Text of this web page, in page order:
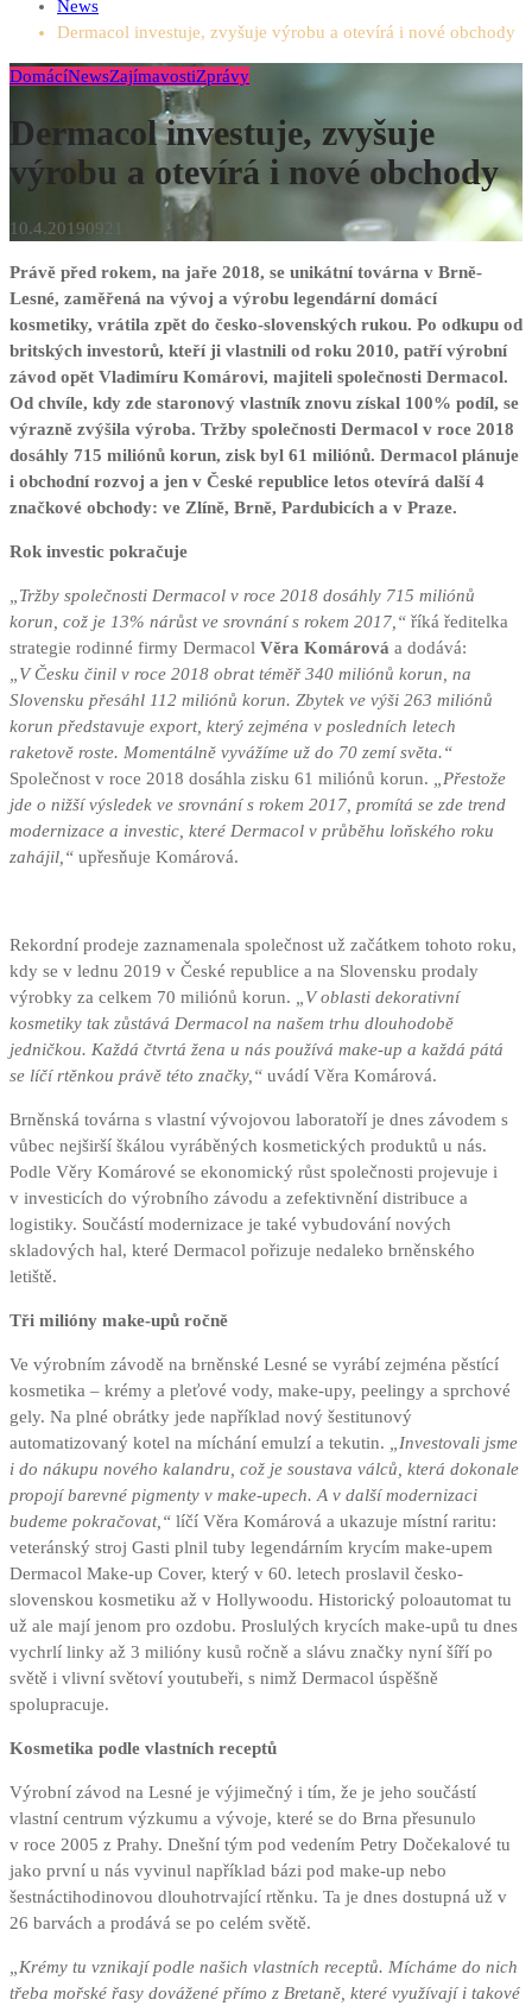
Kind (of) mind: Laky Mari pokřtili desku plnou vlídnosti i
hudebních experimentů...20.7.2026
Mari20.7.2026
Třebíčská kapela Laky Mari vydává nové album Kind (of)
mind.18.5.2026
Producenti z Bionautu chystají film o Emě Destinnové i
dokument o kapele Lunetic... 24.4.2026
Silné příběhy, aktuální témata a knihy, které otevírají důležité
rozhovory...22.4.2026
Trendi
ALBATROS MEDIA
News
Dermacol investuje, zvyšuje výrobu a otevírá i nové obchody
DomácíNewsZajímavostiZprávy
Dermacol investuje, zvyšuje
výrobu a otevírá i nové obchody
10.4.20190921
Právě před rokem, na jaře 2018, se unikátní továrna v Brně-
Lesné, zaměřená na vývoj a výrobu legendární domácí
kosmetiky, vrátila zpět do česko-slovenských rukou. Po odkupu od
britských investorů, kteří ji vlastnili od roku 2010, patří výrobní
závod opět Vladimíru Komárovi, majiteli společnosti Dermacol.
Od chvíle, kdy zde staronový vlastník znovu získal 100% podíl, se
výrazně zvýšila výroba. Tržby společnosti Dermacol v roce 2018
dosáhly 715 miliónů korun, zisk byl 61 miliónů. Dermacol plánuje
i obchodní rozvoj a jen v České republice letos otevírá další 4
značkové obchody: ve Zlíně, Brně, Pardubicích a v Praze.
Rok investic pokračuje
„Tržby společnosti Dermacol v roce 2018 dosáhly 715 miliónů
korun, což je 13% nárůst ve srovnání s rokem 2017,“ říká ředitelka
strategie rodinné firmy Dermacol Věra Komárová a dodává:
„V Česku činil v roce 2018 obrat téměř 340 miliónů korun, na
Slovensku přesáhl 112 miliónů korun. Zbytek ve výši 263 miliónů
korun představuje export, který zejména v posledních letech
raketově roste. Momentálně vyvážíme už do 70 zemí světa.“
Společnost v roce 2018 dosáhla zisku 61 miliónů korun.
„Přestože
jde o nižší výsledek ve srovnání s rokem 2017, promítá se zde trend
modernizace a investic, které Dermacol v průběhu loňského roku
zahájil,“ upřesňuje Komárová.
Rekordní prodeje zaznamenala společnost už začátkem tohoto roku,
kdy se v lednu 2019 v České republice a na Slovensku prodaly
výrobky za celkem 70 miliónů korun.
„V oblasti dekorativní
kosmetiky tak zůstává Dermacol na našem trhu dlouhodobě
jedničkou. Každá čtvrtá žena u nás používá make-up a každá pátá
se líčí rtěnkou právě této značky,“ uvádí Věra Komárová.
Brněnská továrna s vlastní vývojovou laboratoří je dnes závodem s
vůbec nejširší škálou vyráběných kosmetických produktů u nás.
Podle Věry Komárové se ekonomický růst společnosti projevuje i
v investicích do výrobního závodu a zefektivnění distribuce a
logistiky. Součástí modernizace je také vybudování nových
skladových hal, které Dermacol pořizuje nedaleko brněnského
letiště.
Tři milióny make-upů ročně
Ve výrobním závodě na brněnské Lesné se vyrábí zejména pěstící
kosmetika – krémy a pleťové vody, make-upy, peelingy a sprchové
gely. Na plné obrátky jede například nový šestitunový
automatizovaný kotel na míchání emulzí a tekutin.
„Investovali jsme
i do nákupu nového kalandru, což je soustava válců, která dokonale
propojí barevné pigmenty v make-upech. A v další modernizaci
budeme pokračovat,“ líčí Věra Komárová a ukazuje místní raritu:
veteránský stroj Gasti plnil tuby legendárním krycím make-upem
Dermacol Make-up Cover, který v 60. letech proslavil česko-
slovenskou kosmetiku až v Hollywoodu. Historický poloautomat tu
už ale mají jenom pro ozdobu. Proslulých krycích make-upů tu dnes
vychrlí linky až 3 milióny kusů ročně a slávu značky nyní šíří po
světě i vlivní světoví youtubeři, s nimž Dermacol úspěšně
spolupracuje.
Kosmetika podle vlastních receptů
Výrobní závod na Lesné je výjimečný i tím, že je jeho součástí
vlastní centrum výzkumu a vývoje, které se do Brna přesunulo
v roce 2005 z Prahy. Dnešní tým pod vedením Petry Dočekalové tu
jako první u nás vyvinul například bázi pod make-up nebo
šestnáctihodinovou dlouhotrvající rtěnku. Ta je dnes dostupná už v
26 barvách a prodává se po celém světě.
„Krémy tu vznikají podle našich vlastních receptů. Mícháme do nich
třeba mořské řasy dovážené přímo z Bretaně, které využívají i takové